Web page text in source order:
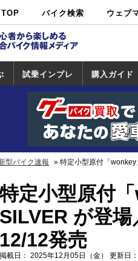
バイク検索
中古バイ
ク・新車検
カタログ検
索
ショップ検
索
ウェブ
試乗インプレ
試乗インプレ
一覧
ホンダ
ヤマハ
スズキ
カワサキ
ハーレー
BMW
トライアンフ
ドゥカティ
購入ガイド
一覧
型バイク速報 特定小型原付「
特定小型原付
SILVER が登
12/12発売
掲載日： 2025年12月05日（金） 更新日